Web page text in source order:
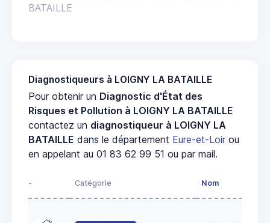
BATAILLE
Diagnostiqueurs à LOIGNY LA BATAILLE
Pour obtenir un Diagnostic d'État des
Risques et Pollution à LOIGNY LA BATAILLE
contactez un diagnostiqueur à LOIGNY LA
BATAILLE dans le département Eure-et-Loir ou
en appelant au 01 83 62 99 51 ou par mail.
- Catégorie Nom